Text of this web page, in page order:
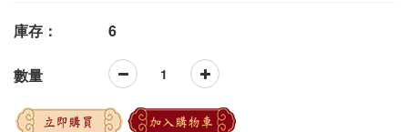
庫存： 6
數量
立即購買 加入購物車